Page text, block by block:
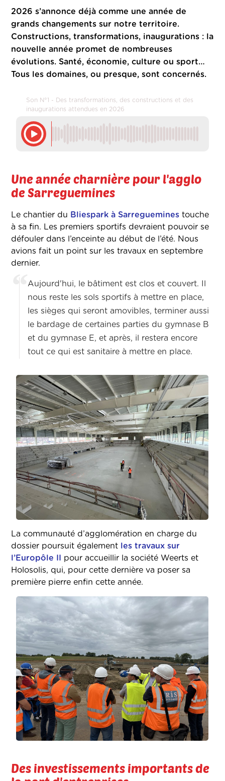
2026 s’annonce déjà comme une année de
grands changements sur notre territoire.
Constructions, transformations, inaugurations : la
nouvelle année promet de nombreuses
évolutions. Santé, économie, culture ou sport…
Tous les domaines, ou presque, sont concernés.
Son N°1 - Des transformations, des constructions et des
inaugurations attendues en 2026
Une année charnière pour l'agglo
de Sarreguemines
Le chantier du Bliespark à Sarreguemines touche
à sa fin. Les premiers sportifs devraient pouvoir se
défouler dans l’enceinte au début de l’été. Nous
avions fait un point sur les travaux en septembre
dernier.
Aujourd'hui,
le bâtiment est clos et couvert. Il
nous reste les sols sportifs à mettre en place,
les sièges qui seront amovibles, terminer aussi
le bardage de certaines parties du gymnase B
et du gymnase E, et après, il restera encore
tout ce qui est sanitaire à mettre en place.
La communauté d’agglomération en charge du
dossier poursuit également les travaux sur
l’Europôle II pour accueillir la société Weerts et
Holosolis, qui, pour cette dernière va poser sa
première pierre enfin cette année.
Des investissements importants de